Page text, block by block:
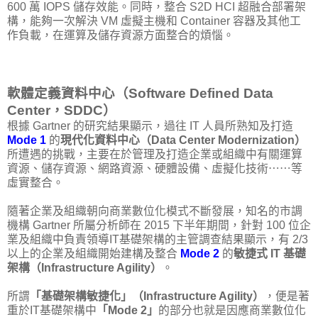
600 萬 IOPS 儲存效能。同時，整合 S2D HCI 超融合部署架
構，能夠一次解決 VM 虛擬主機和 Container 容器及其他工
作負載，在運算及儲存資源方面整合的煩惱。
軟體定義資料中心（Software Defined Data
Center，SDDC）
根據 Gartner 的研究結果顯示，過往 IT 人員所熟知及打造
Mode 1 的現代化資料中心（Data Center Modernization）
所遭遇的挑戰，主要在於管理及打造企業或組織中有關運算
資源、儲存資源、網路資源、硬體設備、虛擬化技術⋯⋯等
虛實整合。
隨著企業及組織朝向商業數位化模式不斷發展，知名的市調
機構 Gartner 所屬分析師在 2015 下半年期間，針對 100 位企
業及組織中負責領導IT基礎架構的主管調查結果顯示，有 2/3
以上的企業及組織開始建構及整合 Mode 2 的敏捷式 IT 基礎
架構（Infrastructure Agility）
。
所謂 「基礎架構敏捷化」（Infrastructure Agility）
，便是著
重於IT基礎架構中 「Mode 2」 的部分也就是因應商業數位化